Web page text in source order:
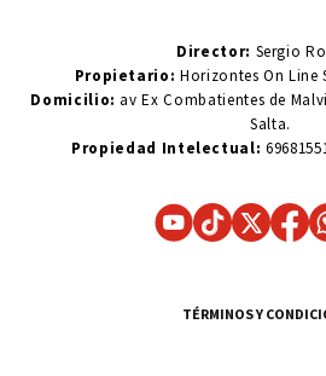
Director: Sergio
Propietario:Horizontes On Line
Domicilio: av Ex Combatientes de
Salta.
Propiedad Intelectual:
TÉRMINOS Y